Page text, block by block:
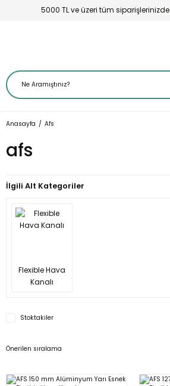
5000 TL ve üzeri tüm siparişlerinizde
Anasayfa Afs
afs
İlgili Alt Kategoriler
Flexible Hava
Kanalı
Stoktakiler